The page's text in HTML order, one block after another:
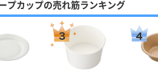
プカップの売れ筋ランキング